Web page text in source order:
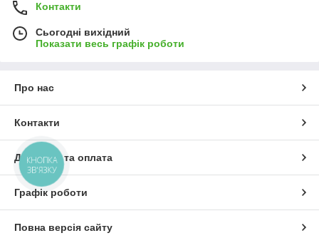
Контакти
Сьогодні вихідний
Показати весь графік роботи
Про нас
Контакти
Доставка та оплата
Графік роботи
Повна версія сайту
КНОПКА
ЗВ'ЯЗКУ